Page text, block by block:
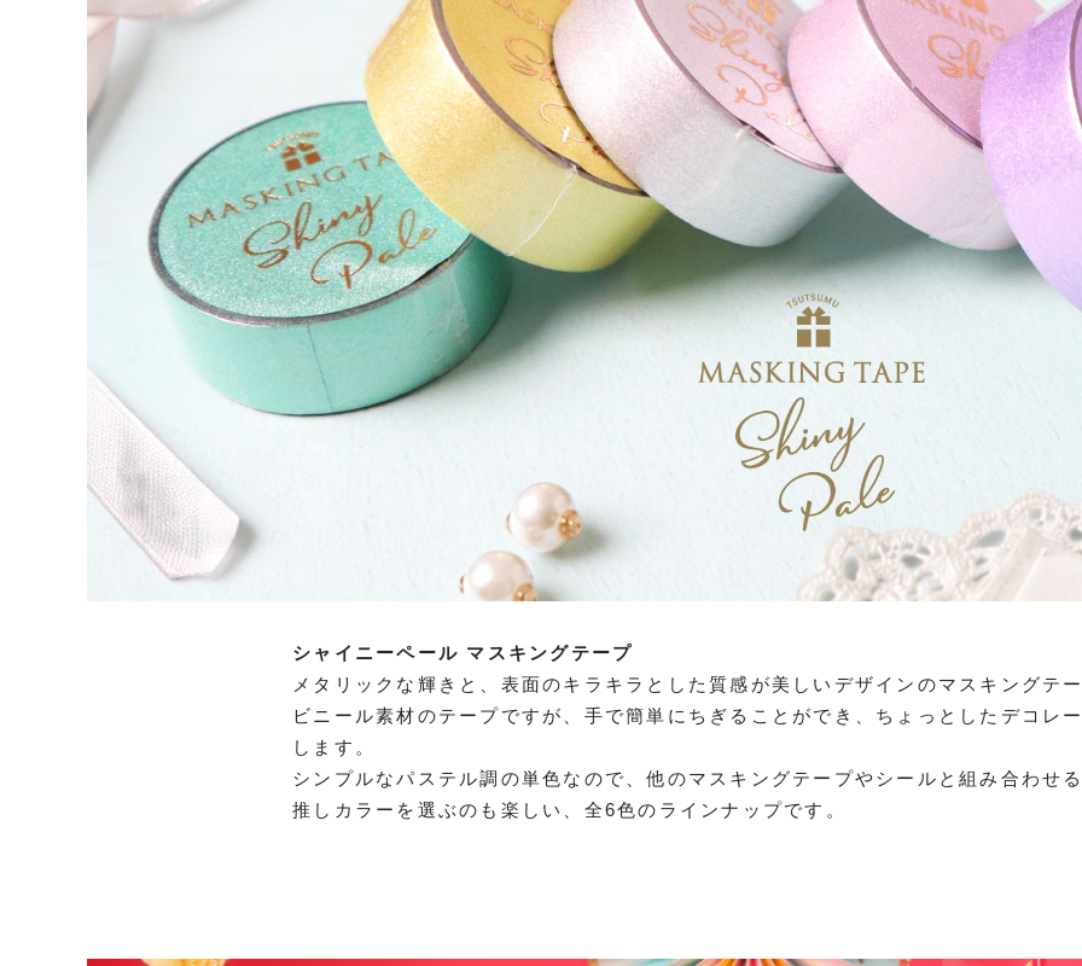
シャイニーペール マスキングテープ
メタリックな輝きと、表面のキラキラとした質感が美しいデザインのマスキングテ
ビニール素材のテープですが、手で簡単にちぎることができ、ちょっとしたデコレ
します。
シンプルなパステル調の単色なので、他のマスキングテープやシールと組み合わせ
推しカラーを選ぶのも楽しい、全6色のラインナップです。